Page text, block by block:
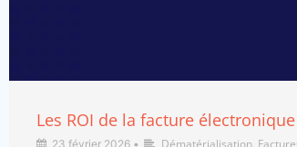
Les ROI de la facture électronique
23 février 2026 • Dématérialisation